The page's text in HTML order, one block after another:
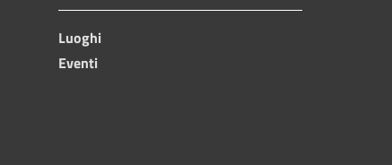
Luoghi
Eventi